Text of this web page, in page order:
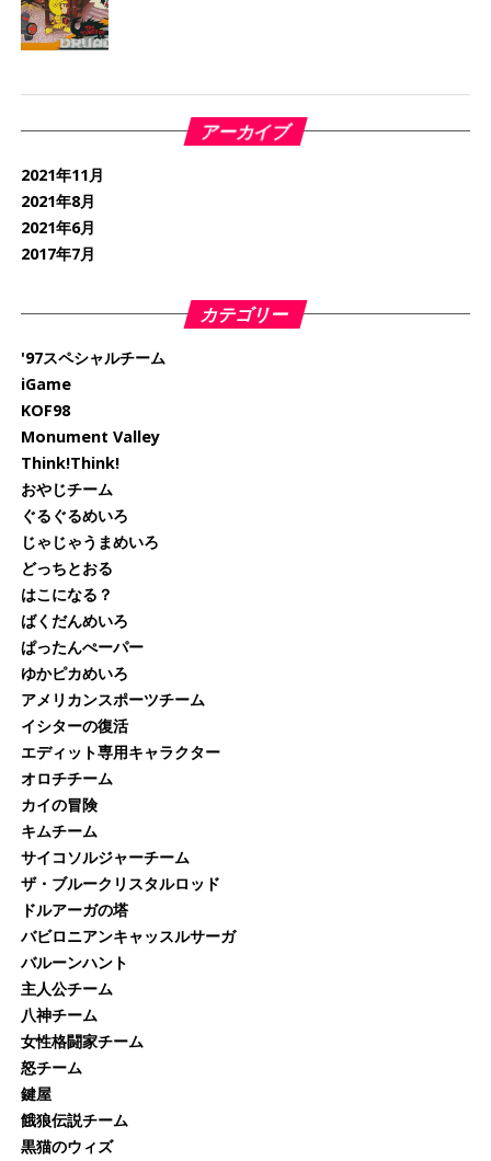
アーカイブ
2021年11月
2021年8月
2021年6月
2017年7月
カテゴリー
'97スペシャルチーム
iGame
KOF98
Monument Valley
Think!Think!
おやじチーム
ぐるぐるめいろ
じゃじゃうまめいろ
どっちとおる
はこになる？
ばくだんめいろ
ぱったんぺーパー
ゆかピカめいろ
アメリカンスポーツチーム
イシターの復活
エディット専用キャラクター
オロチチーム
カイの冒険
キムチーム
サイコソルジャーチーム
ザ・ブルークリスタルロッド
ドルアーガの塔
バビロニアンキャッスルサーガ
バルーンハント
主人公チーム
八神チーム
女性格闘家チーム
怒チーム
鍵屋
餓狼伝説チーム
黒猫のウィズ